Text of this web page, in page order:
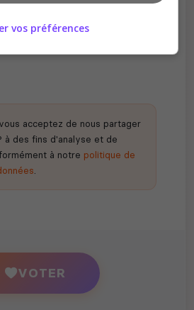
offrent des bonus aux
votants
acceptez de nous partager
à des fins d'analyse et de
à notre politique de
.
VOTER
vos préférences